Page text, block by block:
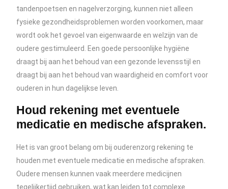
tandenpoetsen en nagelverzorging, kunnen niet alleen
fysieke gezondheidsproblemen worden voorkomen, maar
wordt ook het gevoel van eigenwaarde en welzijn van de
oudere gestimuleerd. Een goede persoonlijke hygiëne
draagt bij aan het behoud van een gezonde levensstijl en
draagt bij aan het behoud van waardigheid en comfort voor
ouderen in hun dagelijkse leven.
Houd rekening met eventuele
medicatie en medische afspraken.
Het is van groot belang om bij ouderenzorg rekening te
houden met eventuele medicatie en medische afspraken.
Oudere mensen kunnen vaak meerdere medicijnen
tegelijkertijd gebruiken, wat kan leiden tot complexe